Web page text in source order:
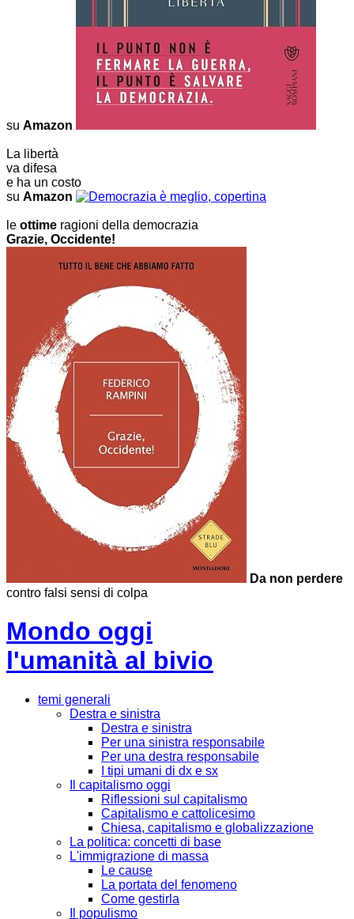
su Amazon
La libertà
va difesa
e ha un costo
su Amazon
le ottime ragioni della democrazia
Grazie, Occidente!
Da non perdere
contro falsi sensi di colpa
Mondo oggi
l'umanità al bivio
temi generali
Destra e sinistra
Destra e sinistra
Per una sinistra responsabile
Per una destra responsabile
I tipi umani di dx e sx
Il capitalismo oggi
Riflessioni sul capitalismo
Capitalismo e cattolicesimo
Chiesa, capitalismo e globalizzazione
La politica: concetti di base
L'immigrazione di massa
Le cause
La portata del fenomeno
Come gestirla
Il populismo